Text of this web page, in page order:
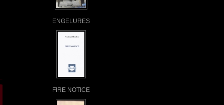
ENGELURES
FIRE NOTICE